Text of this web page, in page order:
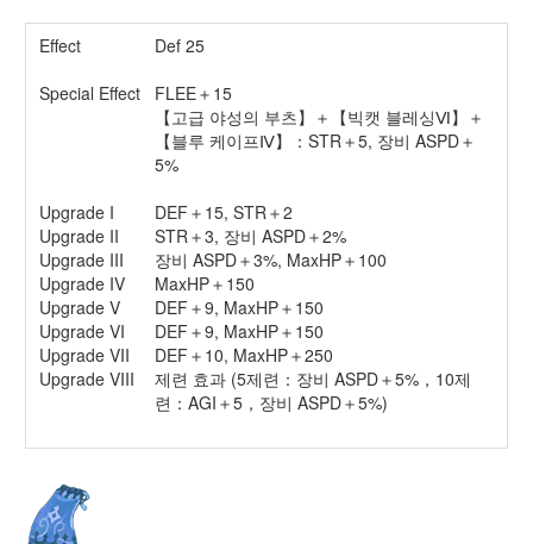
Effect
Def 25
Special Effect
FLEE＋15
【고급 야성의 부츠】＋【빅캣 블레싱Ⅵ】＋
【블루 케이프Ⅳ】：STR＋5, 장비 ASPD＋
5%
Upgrade I
DEF＋15, STR＋2
Upgrade II
STR＋3, 장비 ASPD＋2%
Upgrade III
장비 ASPD＋3%, MaxHP＋100
Upgrade IV
MaxHP＋150
Upgrade V
DEF＋9, MaxHP＋150
Upgrade VI
DEF＋9, MaxHP＋150
Upgrade VII
DEF＋10, MaxHP＋250
Upgrade VIII
제련 효과 (5제련：장비 ASPD＋5%，10제
련：AGI＋5，장비 ASPD＋5%)